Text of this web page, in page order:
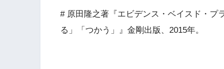
# 原田隆之著『エビデンス・ベイスド・プ
る」「つかう」』金剛出版、2015年。